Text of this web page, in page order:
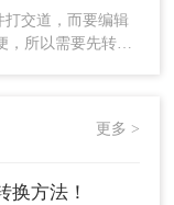
成word呢？本文
的方法，帮助您轻
打交道，而要编辑
所以需要先转成
更多 >
换方法！